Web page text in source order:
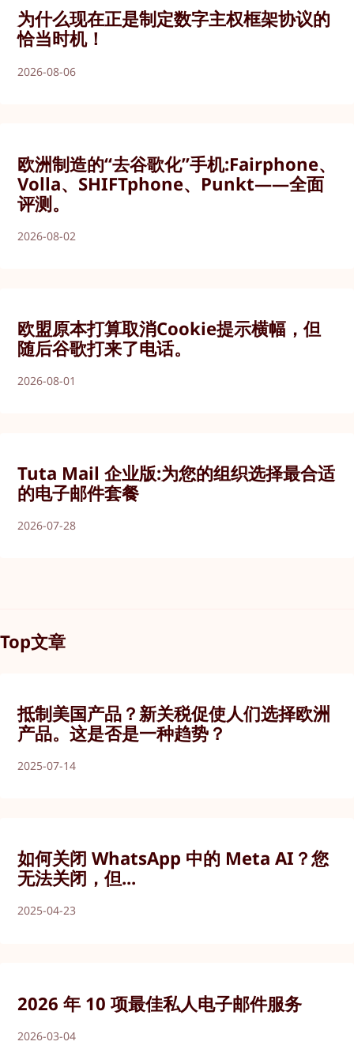
为什么现在正是制定数字主权框架协议的
恰当时机！
2026-08-06
欧洲制造的“去谷歌化”手机:Fairphone、
Volla、SHIFTphone、Punkt——全面
评测。
2026-08-02
欧盟原本打算取消Cookie提示横幅，但
随后谷歌打来了电话。
2026-08-01
Tuta Mail 企业版:为您的组织选择最合适
的电子邮件套餐
2026-07-28
Top文章
抵制美国产品？新关税促使人们选择欧洲
产品。这是否是一种趋势？
2025-07-14
如何关闭 WhatsApp 中的 Meta AI？您
无法关闭，但...
2025-04-23
2026 年 10 项最佳私人电子邮件服务
2026-03-04